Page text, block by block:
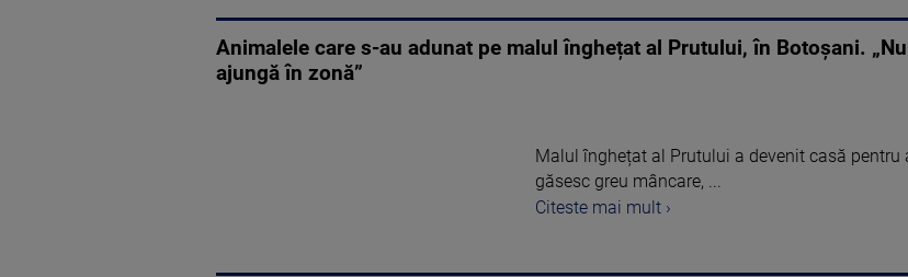
Animalele care s-au adunat pe malul înghețat al Prutului, în Botoșani.
ajungă în zonă”
Malul înghețat al Prutului a devenit casă pentru
găsesc greu mâncare, ...
Citeste mai mult ›